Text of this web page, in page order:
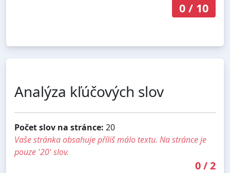
0/ 10
Analýza kľúčových slov
Počet slov na stránce: 20
Vaše stránka obsahuje příliš málo textu. Na stránce je
pouze '20' slov.
0/2